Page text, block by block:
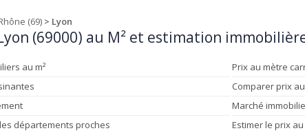
(69) > Lyon
(69000) au M² et estimation
au m²
Prix au mètre
Comparer prix
Marché
départements proches
Estimer le prix